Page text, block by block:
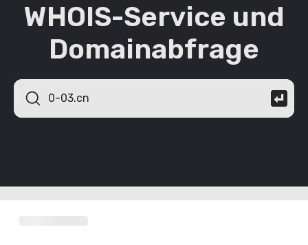
WHOIS-Service und
Domainabfrage